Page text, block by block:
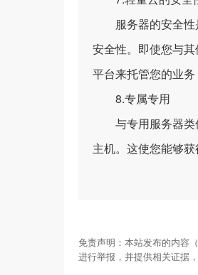
服务器的安全性
安全性。即使您与
平台来托管您的业
8.专属专用
与专用服务器类
主机。这使您能够
免责声明：本站发布的内容
进行举报，并提供相关证据